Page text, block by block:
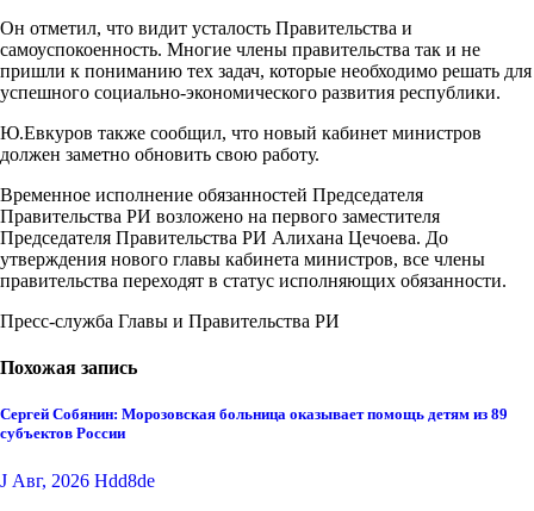
Он отметил, что видит усталость Правительства и
самоуспокоенность. Многие члены правительства так и не
пришли к пониманию тех задач, которые необходимо решать для
успешного социально-экономического развития республики.
Ю.Евкуров также сообщил, что новый кабинет министров
должен заметно обновить свою работу.
Временное исполнение обязанностей Председателя
Правительства РИ возложено на первого заместителя
Председателя Правительства РИ Алихана Цечоева. До
утверждения нового главы кабинета министров, все члены
правительства переходят в статус исполняющих обязанности.
Пресс-служба Главы и Правительства РИ
Похожая запись
Сергей Собянин: Морозовская больница оказывает помощь детям из 89
субъектов России
J Авг, 2026 Hdd8de